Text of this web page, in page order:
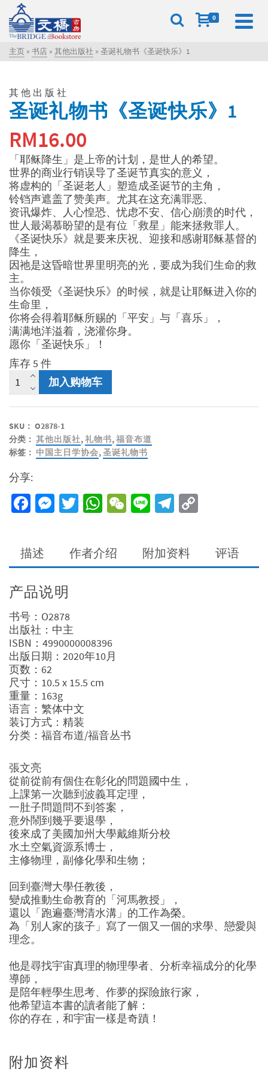
0
主页 » 书店 » 其他出版社 » 圣诞礼物书《圣诞快乐》1
其他出版社
圣诞礼物书《圣诞快乐》1
RM16.00
「耶稣降生」是上帝的计划，是世人的希望。
世界的商业行销误导了圣诞节真实的意义，
将虚构的「圣诞老人」塑造成圣诞节的主角，
铃铛声遮盖了赞美声。尤其在这充满罪恶、
资讯爆炸、人心惶恐、忧虑不安、信心崩溃的时代，
世人最渴慕盼望的是有位「救星」能来拯救罪人。
《圣诞快乐》就是要来庆祝、迎接和感谢耶稣基督的
降生，
因祂是这昏暗世界里明亮的光，要成为我们生命的救
主。
当你领受《圣诞快乐》的时候，就是让耶稣进入你的
生命里，
你将会得着耶稣所赐的「平安」与「喜乐」，
满满地洋溢着，浇灌你身。
愿你「圣诞快乐」！
库存 5 件
圣
诞
书
《圣
诞
乐》
1
数
加入购物车
SKU： O2878-1
分类： 其他出版社,礼物书,福音布道
标签： 中国主日学协会,圣诞礼物书
分享:
Facebook
Messenger
Twitter
WhatsApp
WeChat
LineTelegram
描述 作者介绍 附加资料 评语
产品说明
书号：O2878
出版社：中主
ISBN：4990000008396
出版日期：2020年10月
页数：62
尺寸：10.5 x 15.5 cm
重量：163g
语言：繁体中文
装订方式：精装
分类：福音布道/福音丛书
張文亮
從前從前有個住在彰化的問題國中生，
上課第一次聽到波義耳定理，
一肚子問題問不到答案，
意外鬧到幾乎要退學，
後來成了美國加州大學戴維斯分校
水土空氣資源系博士，
主修物理，副修化學和生物；
回到臺灣大學任教後，
變成推動生命教育的「河馬教授」，
還以「跑遍臺灣清水溝」的工作為榮。
為「別人家的孩子」寫了一個又一個的求學、戀愛與
理念。
他是尋找宇宙真理的物理學者、分析幸福成分的化學
導師，
是陪年輕學生思考、作夢的探險旅行家，
他希望這本書的讀者能了解：
你的存在，和宇宙一樣是奇蹟！
附加资料